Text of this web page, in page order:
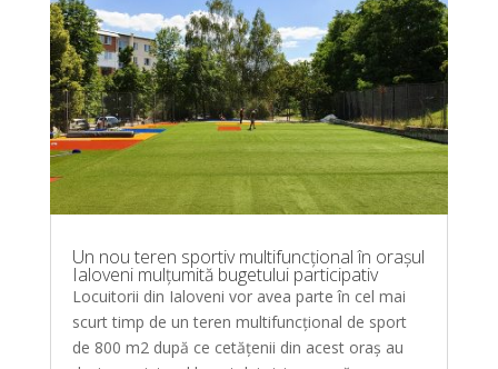
Un nou teren sportiv multifuncțional în orașul
Ialoveni mulțumită bugetului participativ
Locuitorii din Ialoveni vor avea parte în cel mai
scurt timp de un teren multifuncțional de sport
de 800 m2 după ce cetățenii din acest oraș au